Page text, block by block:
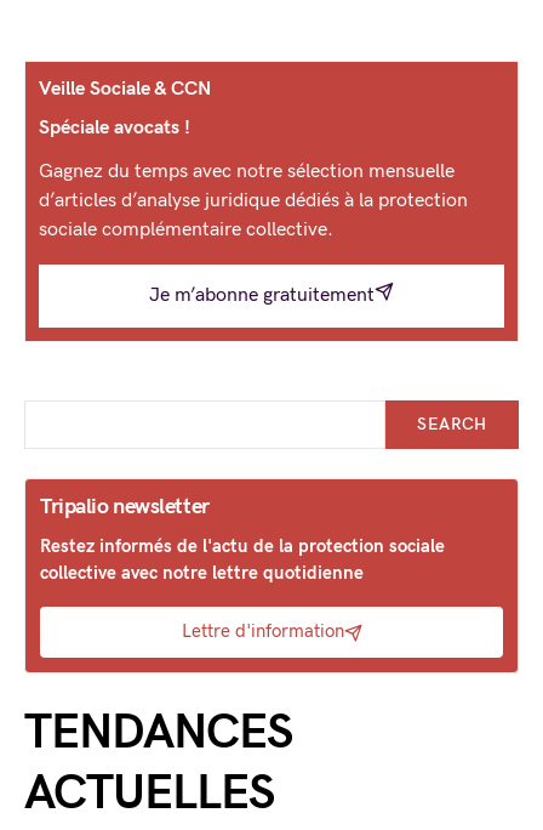
Veille Sociale & CCN
Spéciale avocats !
Gagnez du temps avec notre sélection mensuelle
d’articles d’analyse juridique dédiés à la protection
sociale complémentaire collective.
Je m’abonne gratuitement
SEARCH
Tripalio newsletter
Restez informés de l'actu de la protection sociale
collective avec notre lettre quotidienne
Lettre d'information
TENDANCES
ACTUELLES